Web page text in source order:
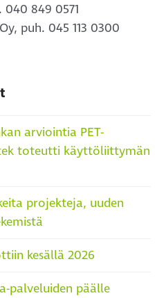
040 849 0571
puh. 045 113 0300
arviointia PET-
toteutti käyttöliittymän
projekteja, uuden
kesällä 2026
palveluiden päälle